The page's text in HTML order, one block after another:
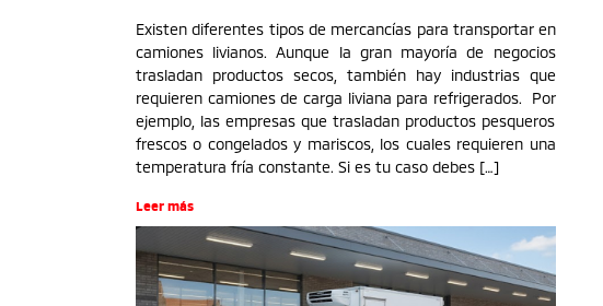
Existen diferentes tipos de mercancías para transportar en
camiones livianos. Aunque la gran mayoría de negocios
trasladan productos secos, también hay industrias que
requieren camiones de carga liviana para refrigerados. Por
ejemplo, las empresas que trasladan productos pesqueros
frescos o congelados y mariscos, los cuales requieren una
temperatura fría constante. Si es tu caso debes […]
Leer más